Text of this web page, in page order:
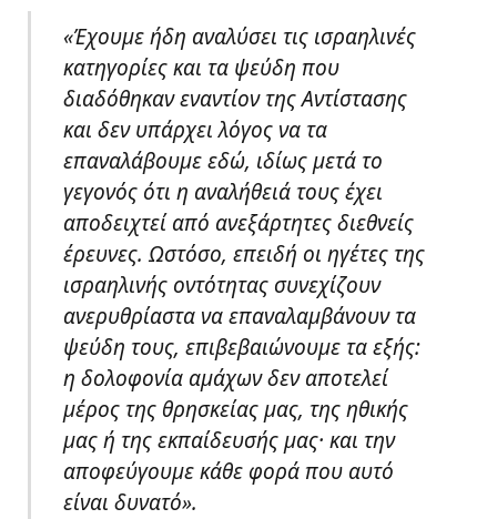
«Έχουμε ήδη αναλύσει τις ισραηλινές
κατηγορίες και τα ψεύδη που
διαδόθηκαν εναντίον της Αντίστασης
και δεν υπάρχει λόγος να τα
επαναλάβουμε εδώ, ιδίως μετά το
γεγονός ότι η αναλήθειά τους έχει
αποδειχτεί από ανεξάρτητες διεθνείς
έρευνες. Ωστόσο, επειδή οι ηγέτες της
ισραηλινής οντότητας συνεχίζουν
ανερυθρίαστα να επαναλαμβάνουν τα
ψεύδη τους, επιβεβαιώνουμε τα εξής:
η δολοφονία αμάχων δεν αποτελεί
μέρος της θρησκείας μας, της ηθικής
μας ή της εκπαίδευσής μας· και την
αποφεύγουμε κάθε φορά που αυτό
είναι δυνατό».